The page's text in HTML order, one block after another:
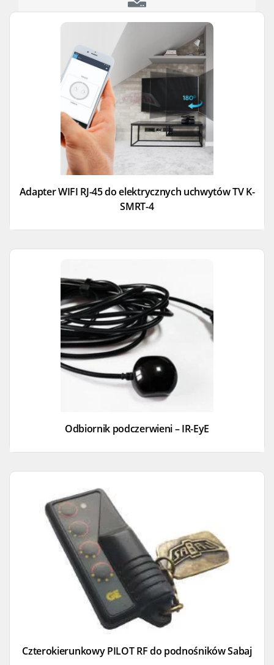
Adapter WIFI RJ-45 do elektrycznych uchwytów TV K-
SMRT-4
Odbiornik podczerwieni – IR-EyE
Czterokierunkowy PILOT RF do podnośników Sabaj